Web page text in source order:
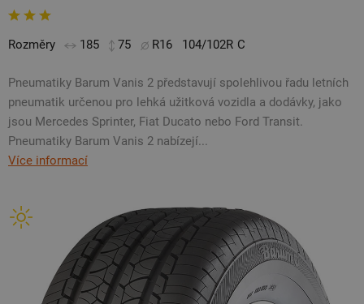
Rozměry 185 75 R16 104/102R C
Pneumatiky Barum Vanis 2 představují spolehlivou řadu letních
pneumatik určenou pro lehká užitková vozidla a dodávky, jako
jsou Mercedes Sprinter, Fiat Ducato nebo Ford Transit.
Pneumatiky Barum Vanis 2 nabízejí...
Více informací